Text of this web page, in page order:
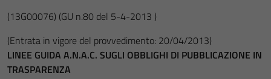
(13G00076) (GU n.80 del 5-4-2013 )
(Entrata in vigore del provvedimento: 20/04/2013)
LINEE GUIDA A.N.A.C. SUGLI OBBLIGHI DI PUBBLICAZIONE IN
TRASPARENZA